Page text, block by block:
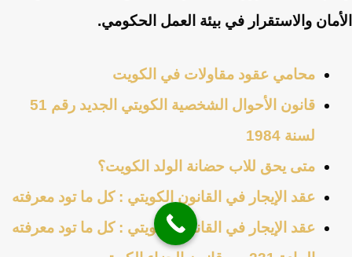
الأمان والاستقرار في بيئة العمل الحكومي.
محامي عقود مقاولات في الكويت
قانون الأحوال الشخصية الكويتي الجديد رقم 51
لسنة 1984
متى يحق للاب حضانة الولد الكويت؟
عقد الإيجار في القانون الكويتي : كل ما تود معرفته
عقد الإيجار في القانون الكويتي : كل ما تود معرفته